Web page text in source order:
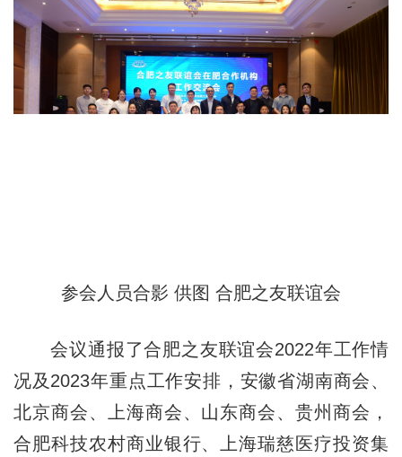
参会人员合影 供图 合肥之友联谊会
会议通报了合肥之友联谊会2022年工作情
况及2023年重点工作安排，安徽省湖南商会、
北京商会、上海商会、山东商会、贵州商会，
合肥科技农村商业银行、上海瑞慈医疗投资集